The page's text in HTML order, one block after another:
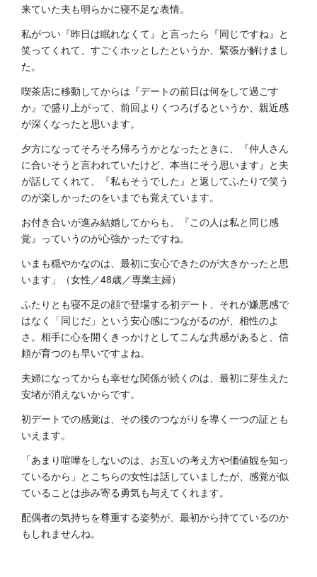
来ていた夫も明らかに寝不足な表情。
私がつい『昨日は眠れなくて』と言ったら『同じですね』と
笑ってくれて、すごくホッとしたというか、緊張が解けまし
た。
喫茶店に移動してからは『デートの前日は何をして過ごす
か』で盛り上がって、前回よりくつろげるというか、親近感
が深くなったと思います。
夕方になってそろそろ帰ろうかとなったときに、『仲人さん
に合いそうと言われていたけど、本当にそう思います』と夫
が話してくれて、『私もそうでした』と返してふたりで笑う
のが楽しかったのをいまでも覚えています。
お付き合いが進み結婚してからも、『この人は私と同じ感
覚』っていうのが心強かったですね。
いまも穏やかなのは、最初に安心できたのが大きかったと思
います」（女性／48歳／専業主婦）
ふたりとも寝不足の顔で登場する初デート、それが嫌悪感で
はなく「同じだ」という安心感につながるのが、相性のよ
さ。相手に心を開くきっかけとしてこんな共感があると、信
頼が育つのも早いですよね。
夫婦になってからも幸せな関係が続くのは、最初に芽生えた
安堵が消えないからです。
初デートでの感覚は、その後のつながりを導く一つの証とも
いえます。
「あまり喧嘩をしないのは、お互いの考え方や価値観を知っ
ているから」とこちらの女性は話していましたが、感覚が似
ていることは歩み寄る勇気も与えてくれます。
配偶者の気持ちを尊重する姿勢が、最初から持てているのか
もしれませんね。